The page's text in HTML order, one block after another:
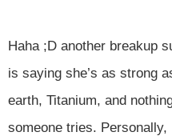
Haha ;D another breakup
is saying she’s as strong
earth, Titanium, and
someone tries.